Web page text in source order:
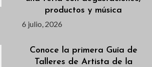
productos y música
6 julio, 2026
Conoce la primera Guía de
Talleres de Artista de la